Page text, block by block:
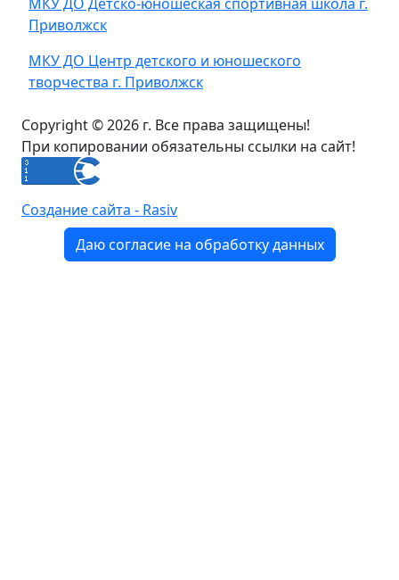
Приволжск
МКУ ДО Центр детского и юношеского
творчества г. Приволжск
Copyright © 2026 г. Все права защищены!
При копировании обязательны ссылки на сайт!
Создание сайта - Rasiv
Даю согласие на обработку данных